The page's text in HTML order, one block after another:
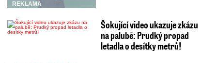
REKLAMA
Šokující video ukazuje zkázu
na palubě: Prudký propad
letadla o desítky metrů!